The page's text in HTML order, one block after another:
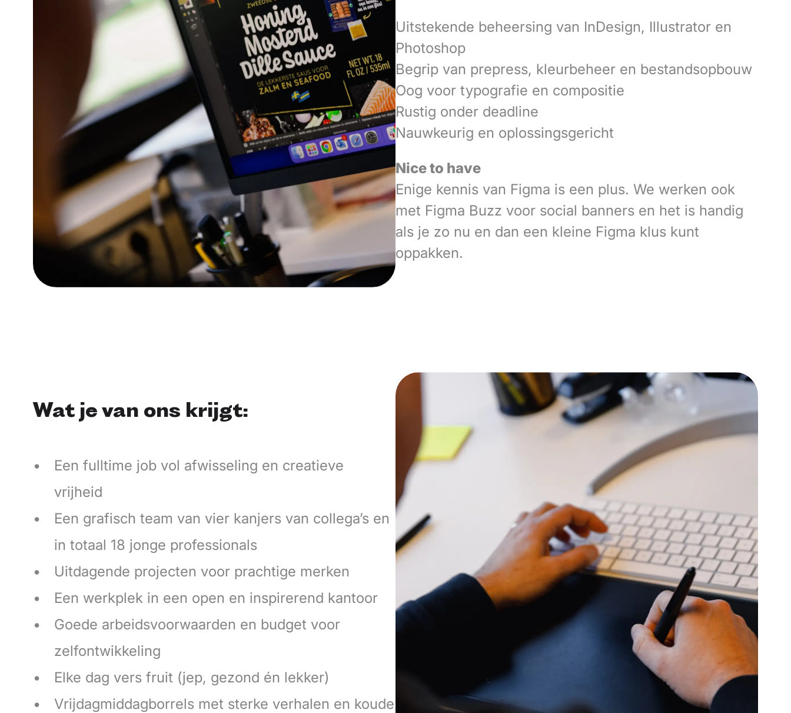
Uitstekende beheersing van InDesign, Illustrator en
Photoshop
Begrip van prepress, kleurbeheer en bestandsopbouw
Oog voor typografie en compositie
Rustig onder deadline
Nauwkeurig en oplossingsgericht
Nice to have
Enige kennis van Figma is een plus. We werken ook
met Figma Buzz voor social banners en het is handig
als je zo nu en dan een kleine Figma klus kunt
oppakken.
Wat je van ons krijgt:
Een fulltime job vol afwisseling en creatieve
vrijheid
Een grafisch team van vier kanjers van collega’s en
in totaal 18 jonge professionals
Uitdagende projecten voor prachtige merken
Een werkplek in een open en inspirerend kantoor
Goede arbeidsvoorwaarden en budget voor
zelfontwikkeling
Elke dag vers fruit (jep, gezond én lekker)
Vrijdagmiddagborrels met sterke verhalen en koude